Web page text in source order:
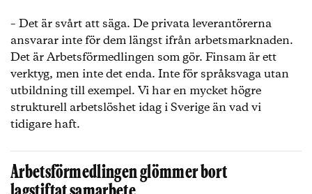
– Det är svårt att säga. De privata leverantörerna
ansvarar inte för dem längst ifrån arbetsmarknaden.
Det är Arbetsförmedlingen som gör. Finsam är ett
verktyg, men inte det enda. Inte för språksvaga utan
utbildning till exempel. Vi har en mycket högre
strukturell arbetslöshet idag i Sverige än vad vi
tidigare haft.
Arbetsförmedlingen glömmer bort